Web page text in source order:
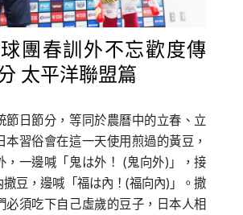
團春訓外不忘歡度傳
太平洋聯盟篇
節日節分，等同於農曆中的立春、立
本習俗會在這一天使用煎過的黃豆，
，一邊喊「鬼は外！ (鬼向外)」，接
豆，邊喊「福は內！(福向內)」。撒
必須吃下自己虛歲的豆子，日本人相